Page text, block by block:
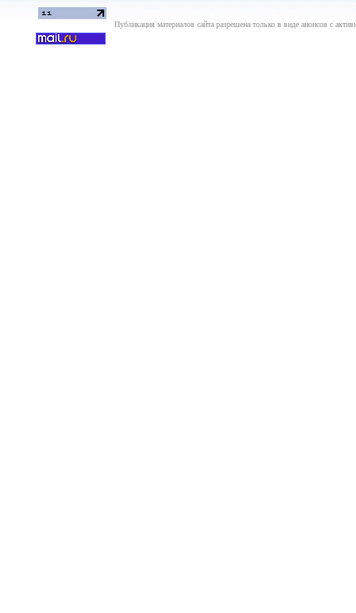
Публикация материалов сайта разрешена только в виде анонсов с